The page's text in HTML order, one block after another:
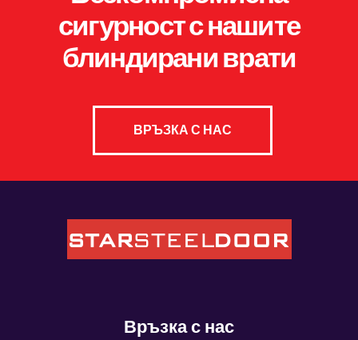
сигурност с нашите
блиндирани врати
ВРЪЗКА С НАС
Връзка с нас